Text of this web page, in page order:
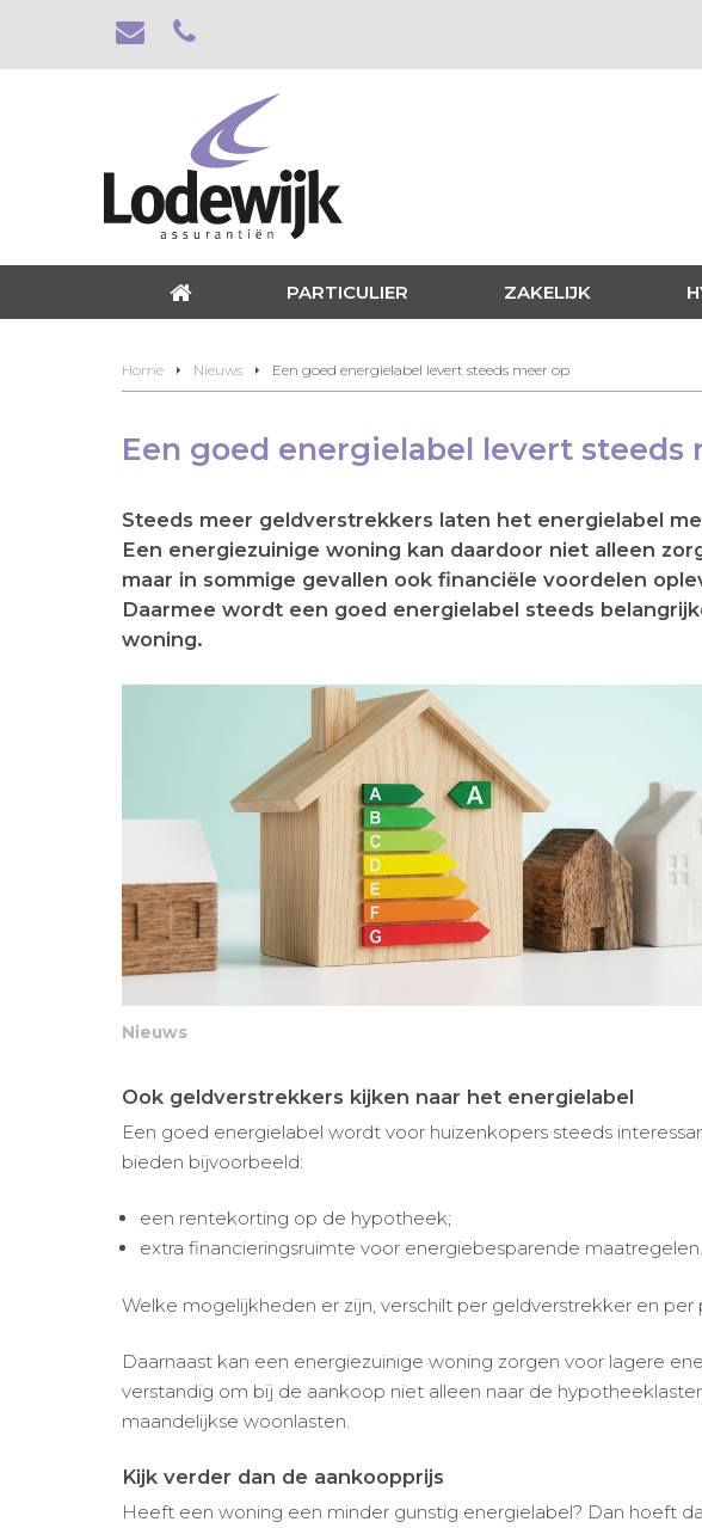
PARTICULIER ZAKELIJK
Home Nieuws Een goed energielabel levert steeds meer op
Een goed energielabel levert steeds
Steeds meer geldverstrekkers laten het energielabel
Een energiezuinige woning kan daardoor niet alleen
maar in sommige gevallen ook financiële voordelen
Daarmee wordt een goed energielabel steeds
woning.
Nieuws
Ook geldverstrekkers kijken naar het energielabel
Een goed energielabel wordt voor huizenkopers steeds
bieden bijvoorbeeld:
een rentekorting op de hypotheek;
extra financieringsruimte voor energiebesparende maatregelen.
Welke mogelijkheden er zijn, verschilt per geldverstrekker en per
Daarnaast kan een energiezuinige woning zorgen voor lagere
verstandig om bij de aankoop niet alleen naar de
maandelijkse woonlasten.
Kijk verder dan de aankoopprijs
Heeft een woning een minder gunstig energielabel? Dan hoeft